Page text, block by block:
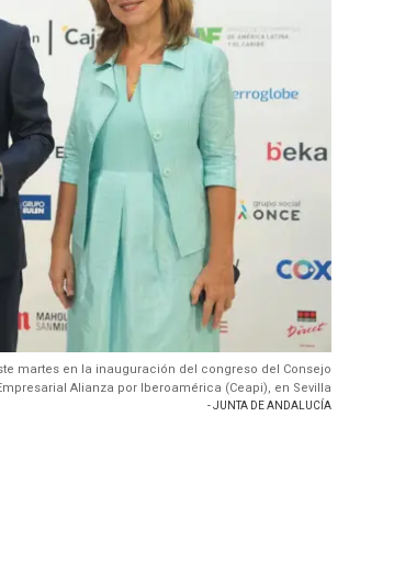
martes en la inauguración del congreso del Consejo
Alianza por Iberoamérica (Ceapi), en Sevilla
- JUNTA DE ANDALUCÍA